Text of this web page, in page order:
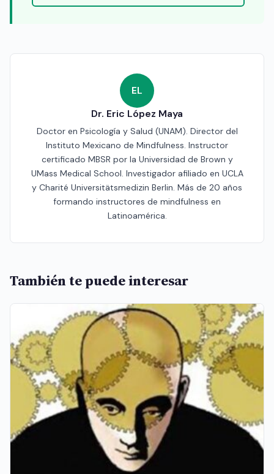
EL
Dr. Eric López Maya
Doctor en Psicología y Salud (UNAM). Director del
Instituto Mexicano de Mindfulness. Instructor
certificado MBSR por la Universidad de Brown y
UMass Medical School. Investigador afiliado en UCLA
y Charité Universitätsmedizin Berlin. Más de 20 años
formando instructores de mindfulness en
Latinoamérica.
También te puede interesar